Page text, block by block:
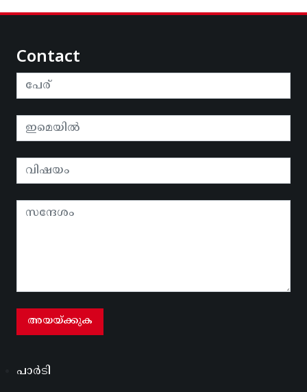
Contact
പാർടി